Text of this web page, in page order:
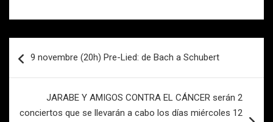
de
9 novembre (20h) Pre-Lied: de Bach a Schubert
JARABE Y AMIGOS CONTRA EL CÁNCER serán 2
conciertos que se llevarán a cabo los días miércoles 12